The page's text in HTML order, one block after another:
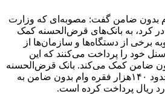
بدون ضامن گفت: مصوبه‌ای که وزارت
کرد، به بانک‌های قرض‌الحسنه کمک
برخی از دستگاه‌ها و سازمان‌ها از
خود را پرداخت می‌کنند که این
ضامن کمک می‌کند. بانک قرض‌الحسنه
مهر ایران در سال جاری حدود ۱۴۰هزار فقره وام بدون ضامن به